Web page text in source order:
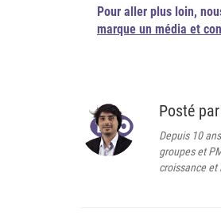
Pour aller plus loin,
marque un média et
Posté par
Depuis 10
groupes et
croissance et